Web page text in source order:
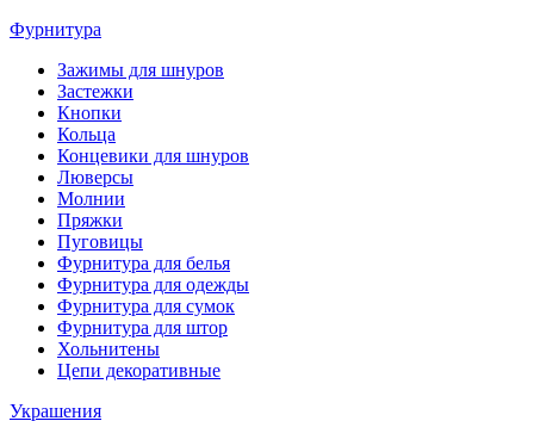
Фурнитура
Зажимы для шнуров
Застежки
Кнопки
Кольца
Концевики для шнуров
Люверсы
Молнии
Пряжки
Пуговицы
Фурнитура для белья
Фурнитура для одежды
Фурнитура для сумок
Фурнитура для штор
Хольнитены
Цепи декоративные
Украшения